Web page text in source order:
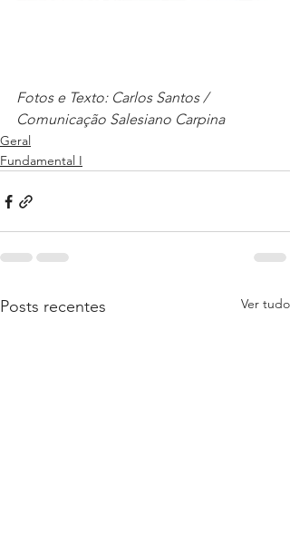
Fotos e Texto: Carlos Santos /
Comunicação Salesiano Carpina
Geral
Fundamental I
Posts recentes Ver tudo